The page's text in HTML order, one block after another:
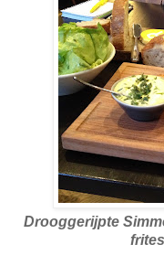
Drooggerijpte